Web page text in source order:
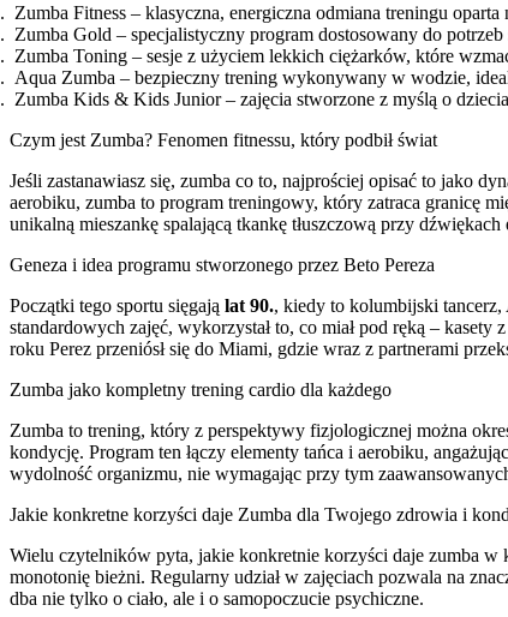
Zumba Fitness – klasyczna, energiczna odmiana treningu
Zumba Gold – specjalistyczny program dostosowany do
Zumba Toning – sesje z użyciem lekkich ciężarków, które
Aqua Zumba – bezpieczny trening wykonywany w wodzie,
Zumba Kids & Kids Junior – zajęcia stworzone z myślą o
Czym jest Zumba? Fenomen fitnessu, który podbił świat
Jeśli zastanawiasz się, zumba co to, najprościej opisać to jako
aerobiku, zumba to program treningowy, który zatraca granicę
unikalną mieszankę spalającą tkankę tłuszczową przy
Geneza i idea programu stworzonego przez Beto Pereza
Początki tego sportu sięgają lat 90., kiedy to kolumbijski tancerz,
standardowych zajęć, wykorzystał to, co miał pod ręką –
roku Perez przeniósł się do Miami, gdzie wraz z partnerami
Zumba jako kompletny trening cardio dla każdego
Zumba to trening, który z perspektywy fizjologicznej można
kondycję. Program ten łączy elementy tańca i aerobiku,
wydolność organizmu, nie wymagając przy tym
Jakie konkretne korzyści daje Zumba dla Twojego zdrowia i
Wielu czytelników pyta, jakie konkretnie korzyści daje zumba
monotonię bieżni. Regularny udział w zajęciach pozwala na
dba nie tylko o ciało, ale i o samopoczucie psychiczne.